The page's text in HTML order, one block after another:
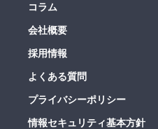
コラム
会社概要
採用情報
よくある質問
プライバシーポリシー
情報セキュリティ基本方針